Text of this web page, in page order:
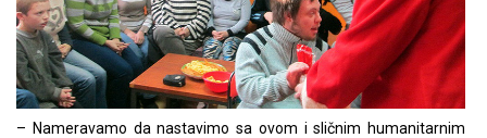
– Nameravamo da nastavimo sa ovom i sličnim humanitarnim